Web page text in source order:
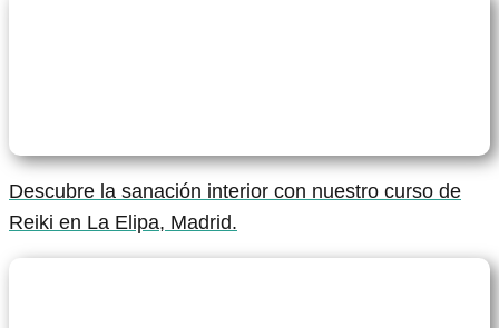
Descubre la sanación interior con nuestro curso de
Reiki en La Elipa, Madrid.